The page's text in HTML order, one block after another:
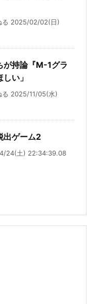
る 2025/02/02(日)
が持論『M-1グラ
しい」
る 2025/11/05(水)
出ゲーム2
24(土) 22:34:39.08